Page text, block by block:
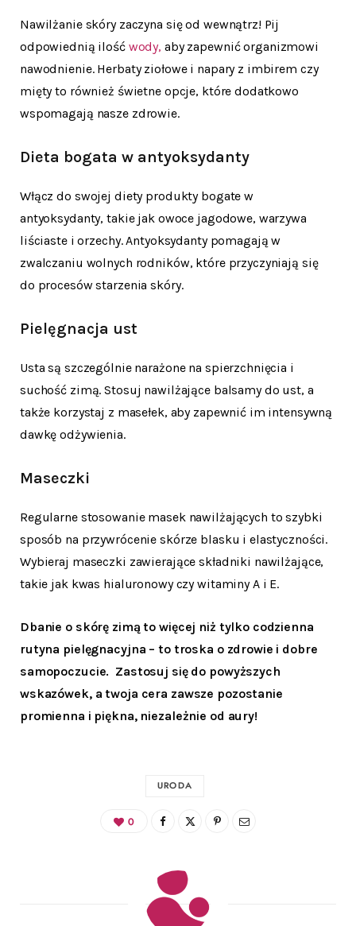
Nawilżanie skóry zaczyna się od wewnątrz! Pij
odpowiednią ilość wody, aby zapewnić organizmowi
nawodnienie. Herbaty ziołowe i napary z imbirem czy
mięty to również świetne opcje, które dodatkowo
wspomagają nasze zdrowie.
Dieta bogata w antyoksydanty
Włącz do swojej diety produkty bogate w
antyoksydanty, takie jak owoce jagodowe, warzywa
liściaste i orzechy. Antyoksydanty pomagają w
zwalczaniu wolnych rodników, które przyczyniają się
do procesów starzenia skóry.
Pielęgnacja ust
Usta są szczególnie narażone na spierzchnięcia i
suchość zimą. Stosuj nawilżające balsamy do ust, a
także korzystaj z masełek, aby zapewnić im intensywną
dawkę odżywienia.
Maseczki
Regularne stosowanie masek nawilżających to szybki
sposób na przywrócenie skórze blasku i elastyczności.
Wybieraj maseczki zawierające składniki nawilżające,
takie jak kwas hialuronowy czy witaminy A i E.
Dbanie o skórę zimą to więcej niż tylko codzienna
rutyna pielęgnacyjna – to troska o zdrowie i dobre
samopoczucie. Zastosuj się do powyższych
wskazówek, a twoja cera zawsze pozostanie
promienna i piękna, niezależnie od aury!
URODA
0